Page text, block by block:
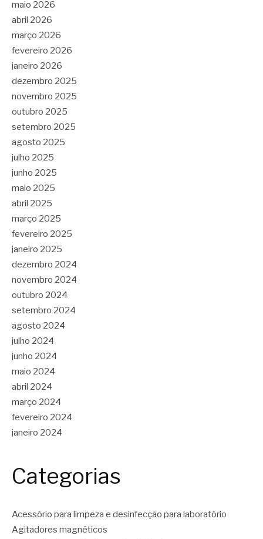
maio 2026
abril 2026
março 2026
fevereiro 2026
janeiro 2026
dezembro 2025
novembro 2025
outubro 2025
setembro 2025
agosto 2025
julho 2025
junho 2025
maio 2025
abril 2025
março 2025
fevereiro 2025
janeiro 2025
dezembro 2024
novembro 2024
outubro 2024
setembro 2024
agosto 2024
julho 2024
junho 2024
maio 2024
abril 2024
março 2024
fevereiro 2024
janeiro 2024
Categorias
Acessório para limpeza e desinfecção para laboratório
Agitadores magnéticos